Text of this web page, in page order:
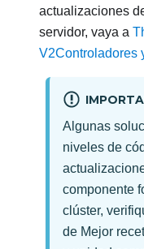
actualizaciones
servidor, vaya a
V2Controladores
Algunas
niveles de
componente
clúster,
de Mejor